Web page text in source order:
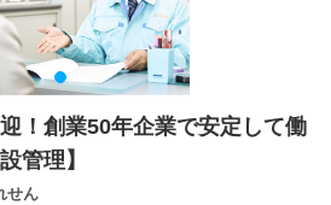
！創業50年企業で安定して働
管理】
せん